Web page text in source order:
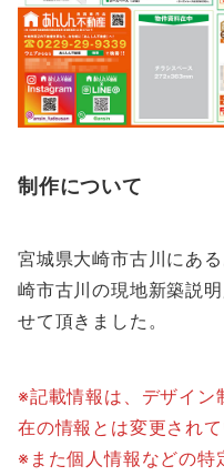
制作について
宮城県大崎市古川にあ
崎市古川の現地新築説
せて頂きました。
※記載情報は、デザイン
在の情報とは変更され
※また個人情報などの特